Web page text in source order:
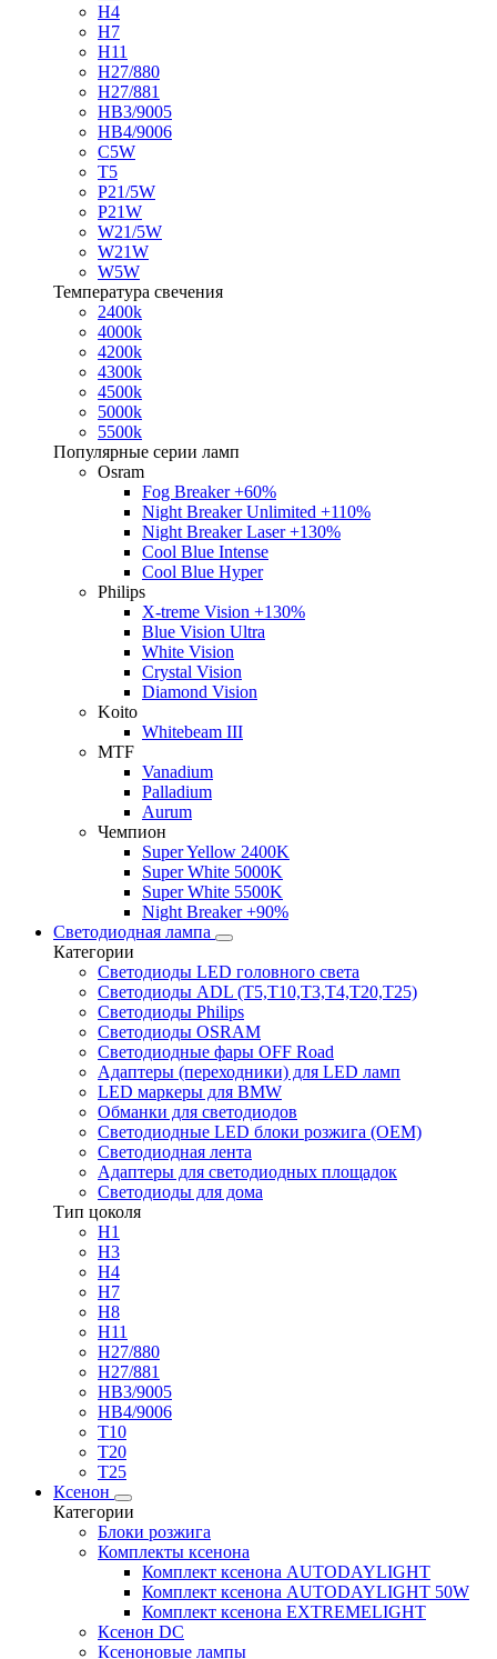
H4
H7
H11
H27/880
H27/881
HB3/9005
HB4/9006
C5W
T5
P21/5W
P21W
W21/5W
W21W
W5W
Температура свечения
2400k
4000k
4200k
4300k
4500k
5000k
5500k
Популярные серии ламп
Osram
Fog Breaker +60%
Night Breaker Unlimited +110%
Night Breaker Laser +130%
Cool Blue Intense
Cool Blue Hyper
Philips
X-treme Vision +130%
Blue Vision Ultra
White Vision
Crystal Vision
Diamond Vision
Koito
Whitebeam III
MTF
Vanadium
Palladium
Aurum
Чемпион
Super Yellow 2400K
Super White 5000K
Super White 5500K
Night Breaker +90%
Светодиодная лампа
Категории
Светодиоды LED головного света
Светодиоды ADL (T5,T10,T3,T4,T20,T25)
Светодиоды Philips
Светодиоды OSRAM
Светодиодные фары OFF Road
Адаптеры (переходники) для LED ламп
LED маркеры для BMW
Обманки для светодиодов
Светодиодные LED блоки розжига (OEM)
Светодиодная лента
Адаптеры для светодиодных площадок
Светодиоды для дома
Тип цоколя
H1
H3
H4
H7
H8
H11
H27/880
H27/881
HB3/9005
HB4/9006
T10
T20
T25
Ксенон
Категории
Блоки розжига
Комплекты ксенона
Комплект ксенона AUTODAYLIGHT
Комплект ксенона AUTODAYLIGHT 50W
Комплект ксенона EXTREMELIGHT
Ксенон DC
Ксеноновые лампы